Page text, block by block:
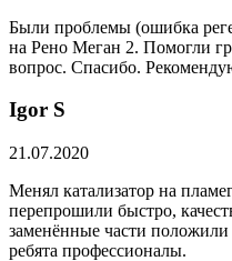
Были проблемы (ошибка
на Рено Меган 2. Помогли
вопрос. Спасибо.
​Igor S
21.07.2020
Менял катализатор на
перепрошили быстро,
заменённые части
ребята профессионалы.